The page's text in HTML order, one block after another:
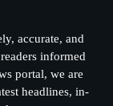
accurate, and
informed
portal, we are
headlines, in-